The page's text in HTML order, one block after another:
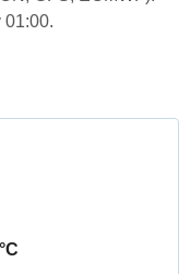
01:00.